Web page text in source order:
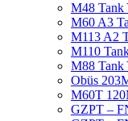
M48 Tank
M60 A3
M113 A2
M110
M88 Tank
Obüs
M60T
GZPT –